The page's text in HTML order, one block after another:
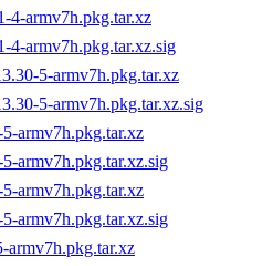
4-armv7h.pkg.tar.xz
4-armv7h.pkg.tar.xz.sig
5-armv7h.pkg.tar.xz
5-armv7h.pkg.tar.xz.sig
armv7h.pkg.tar.xz
armv7h.pkg.tar.xz.sig
armv7h.pkg.tar.xz
armv7h.pkg.tar.xz.sig
armv7h.pkg.tar.xz